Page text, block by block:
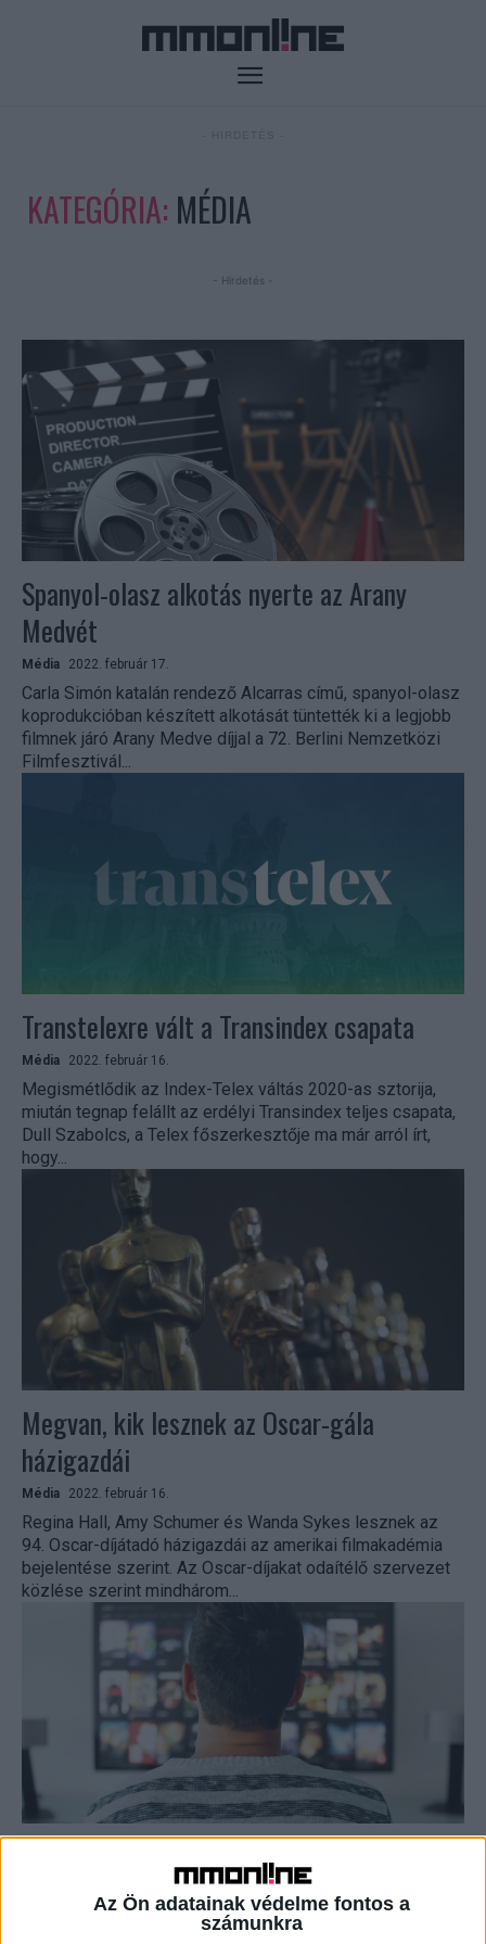
Az Ön adatainak védelme fontos a
számunkra
KATEGÓRIA: MÉDIA
- Hirdetés -
Spanyol-olasz alkotás nyerte az Arany
Medvét
Média 2022. február 17.
Carla Simón katalán rendező Alcarras című, spanyol-olasz
koprodukcióban készített alkotását tüntették ki a legjobb
filmnek járó Arany Medve díjjal a 72. Berlini Nemzetközi
Filmfesztivál...
Transtelexre vált a Transindex csapata
Média 2022. február 16.
Megismétlődik az Index-Telex váltás 2020-as sztorija,
miután tegnap felállt az erdélyi Transindex teljes csapata,
Dull Szabolcs, a Telex főszerkesztője ma már arról írt,
hogy...
Megvan, kik lesznek az Oscar-gála
házigazdái
Média 2022. február 16.
Regina Hall, Amy Schumer és Wanda Sykes lesznek az
94. Oscar-díjátadó házigazdái az amerikai filmakadémia
bejelentése szerint. Az Oscar-díjakat odaítélő szervezet
közlése szerint mindhárom...
A 4iG leányvállalatát választotta a TV2
A 4iG Csoporthoz tartozó Hungaro DigiTel Kft. (HDT)